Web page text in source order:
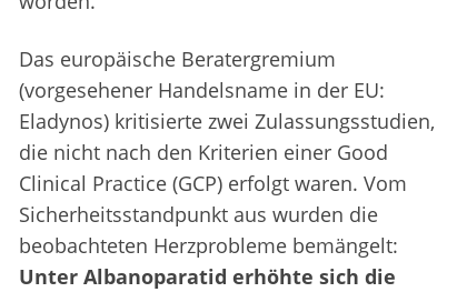
Das europäische Beratergremium
(vorgesehener Handelsname in der EU:
Eladynos) kritisierte zwei Zulassungsstudien,
die nicht nach den Kriterien einer Good
Clinical Practice (GCP) erfolgt waren. Vom
Sicherheitsstandpunkt aus wurden die
beobachteten Herzprobleme bemängelt:
Unter Albanoparatid erhöhte sich die